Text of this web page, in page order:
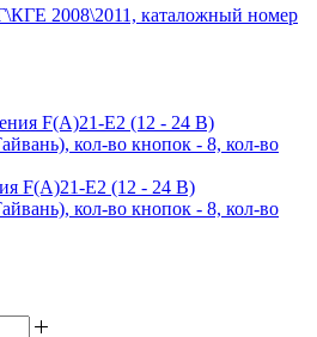
2008\2011, каталожный номер
F(A)21-E2 (12 - 24 В)
кол-во кнопок - 8, кол-во